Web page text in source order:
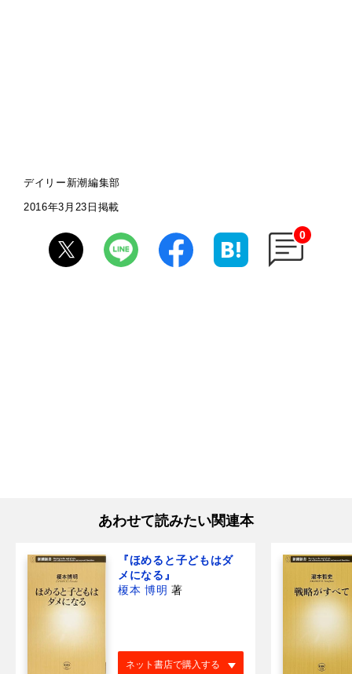
デイリー新潮編集部
2016年3月23日掲載
0
あわせて読みたい関連本
『ほめると子どもはダ
メになる』
榎本 博明 著
ネット書店で購入する